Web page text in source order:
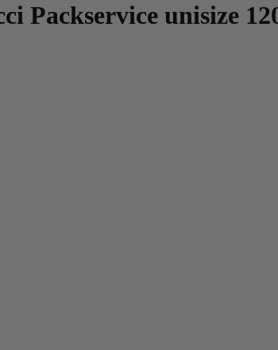
Packservice unisize